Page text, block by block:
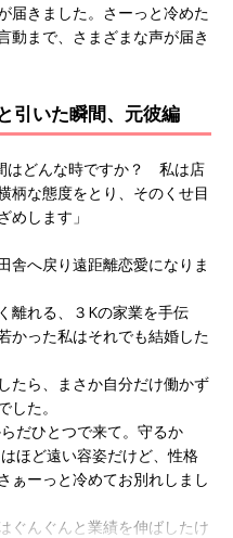
届きました。さーっと冷めた
動まで、さまざまな声が届き
引いた瞬間、元彼編
はどんな時ですか？ 私は店
柄な態度をとり、そのくせ目
めします」
舎へ戻り遠距離恋愛になりま
離れる、３Kの家業を手伝
かった私はそれでも結婚した
たら、まさか自分だけ働かず
た。
だひとつで来て。守るか
ほど遠い容姿だけど、性格
ぁーっと冷めてお別れしまし
ぐんぐんと業績を伸ばしたけ